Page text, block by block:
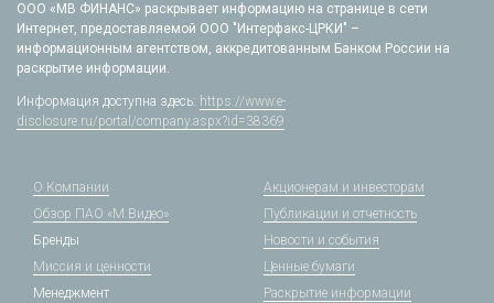
ООО «МВ ФИНАНС» раскрывает информацию на странице в сети
Интернет, предоставляемой ООО "Интерфакс-ЦРКИ" –
информационным агентством, аккредитованным Банком России на
раскрытие информации.
Информация доступна здесь: https://www.e-
disclosure.ru/portal/company.aspx?id=38369
О Компании
Обзор ПАО «М.Видео»
Бренды
Миссия и ценности
Менеджмент
Акционерам и инвесторам
Публикации и отчетность
Новости и события
Ценные бумаги
Раскрытие информации